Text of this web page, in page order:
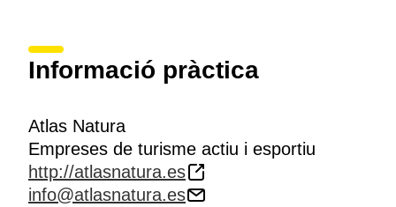
Informació pràctica
Atlas Natura
Empreses de turisme actiu i esportiu
http://atlasnatura.es
info@atlasnatura.es